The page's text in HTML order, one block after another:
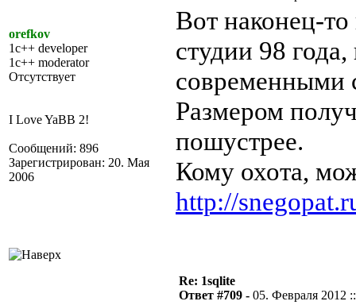
orefkov
1c++ developer
1c++ moderator
Отсутствует
I Love YaBB 2!
Сообщений: 896
Зарегистрирован: 20. Мая
2006
Вот наконец-
студии 98
современными
Размером
пошустрее.
Кому охота,
http://
Re: 1sqlite
Ответ #709 - 05. Февраля 2012